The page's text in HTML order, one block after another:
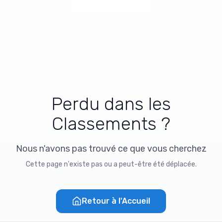
Perdu dans les
Classements ?
Nous n'avons pas trouvé ce que vous cherchez
Cette page n'existe pas ou a peut-être été déplacée.
Retour à l'Accueil